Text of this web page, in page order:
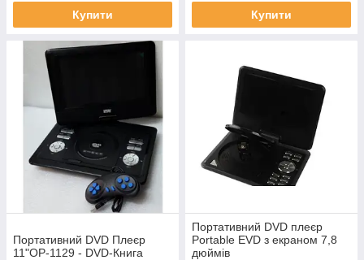
Купити Купити
Портативний DVD Плеєр
11"OP-1129 - DVD-Книга
Портативний DVD плеєр
Portable EVD з екраном 7,8
дюймів